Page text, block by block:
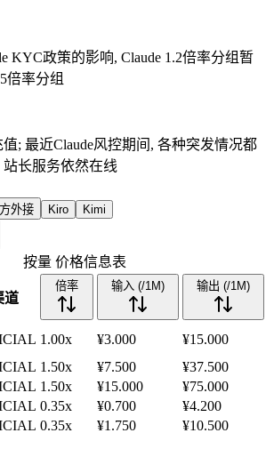
KYC政策的影响, Claude 1.2倍率分组暂
倍率分组
; 最近Claude风控期间, 各种突发情况都
长服务依然在线
外接 Kiro Kimi
按量 价格信息表
道
倍率 输入 (/1M) 输出 (/1M)
1.00x ¥3.000
¥15.000
1.50x ¥7.500
¥37.500
1.50x ¥15.000
¥75.000
0.35x ¥0.700
¥4.200
0.35x ¥1.750 ¥10.500